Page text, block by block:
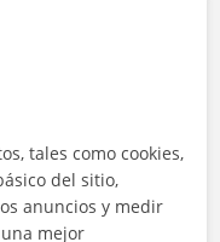
tales como cookies,
del sitio,
anuncios y medir
mejor